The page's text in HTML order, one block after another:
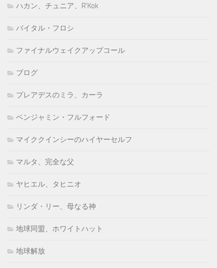
ハカン、チュニア、R'Kok
バイタル・フロシ
ファイナルウェイクアップコール
ブログ
プレアデスのミラ、カーラ
ベンジャミン・フルフォード
マイククインシーのハイヤーセルフ
マルタ、完全な父
ヤヒエル、タヒニオ
リンダ・リー、母なる神
地球同盟、ホワイトハット
地球解放